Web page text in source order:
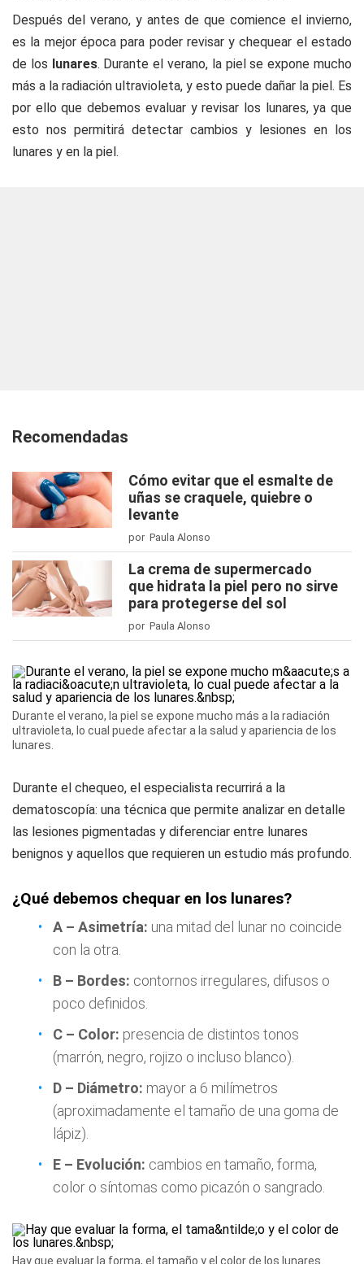
Después del verano, y antes de que comience el invierno,
es la mejor época para poder revisar y chequear el estado
de los lunares. Durante el verano, la piel se expone mucho
más a la radiación ultravioleta, y esto puede dañar la piel. Es
por ello que debemos evaluar y revisar los lunares, ya que
esto nos permitirá detectar cambios y lesiones en los
lunares y en la piel.
Recomendadas
Cómo evitar que el esmalte de
uñas se craquele, quiebre o
levante
por Paula Alonso
La crema de supermercado
que hidrata la piel pero no sirve
para protegerse del sol
por Paula Alonso
Durante el verano, la piel se expone mucho más a la radiación
ultravioleta, lo cual puede afectar a la salud y apariencia de los
lunares.
Durante el chequeo, el especialista recurrirá a la
dematoscopía: una técnica que permite analizar en detalle
las lesiones pigmentadas y diferenciar entre lunares
benignos y aquellos que requieren un estudio más profundo.
¿Qué debemos chequar en los lunares?
A – Asimetría: una mitad del lunar no coincide
con la otra.
B – Bordes: contornos irregulares, difusos o
poco definidos.
C – Color: presencia de distintos tonos
(marrón, negro, rojizo o incluso blanco).
D – Diámetro: mayor a 6 milímetros
(aproximadamente el tamaño de una goma de
lápiz).
E – Evolución: cambios en tamaño, forma,
color o síntomas como picazón o sangrado.
Hay que evaluar la forma, el tamaño y el color de los lunares.